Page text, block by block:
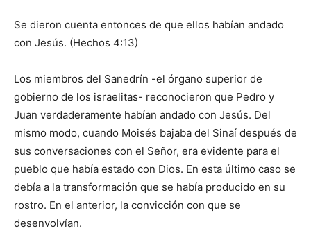
Se dieron cuenta entonces de que ellos habían andado
con Jesús. (Hechos 4:13)
Los miembros del Sanedrín -el órgano superior de
gobierno de los israelitas- reconocieron que Pedro y
Juan verdaderamente habían andado con Jesús. Del
mismo modo, cuando Moisés bajaba del Sinaí después de
sus conversaciones con el Señor, era evidente para el
pueblo que había estado con Dios. En esta último caso se
debía a la transformación que se había producido en su
rostro. En el anterior, la convicción con que se
desenvolvían.